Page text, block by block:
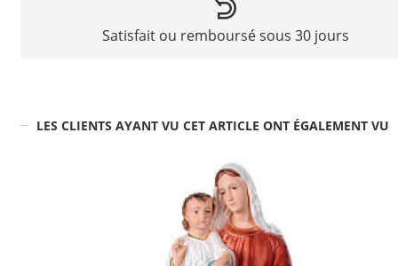
Satisfait ou remboursé sous 30 jours
LES CLIENTS AYANT VU CET ARTICLE ONT ÉGALEMENT VU